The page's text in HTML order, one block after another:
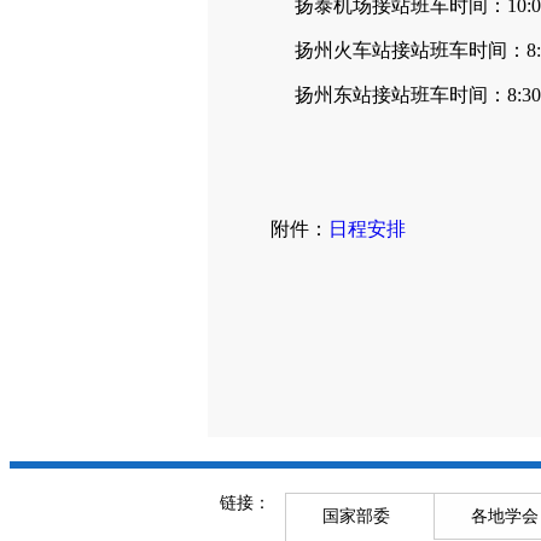
扬泰机场接站班车时间：10:00
扬州火车站接站班车时间：
扬州东站接站班车时间：8:30
附件： 日程安排
链接：
国家部委 各地学会